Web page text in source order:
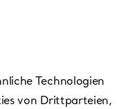
—Stores
Technologien
von Drittparteien,